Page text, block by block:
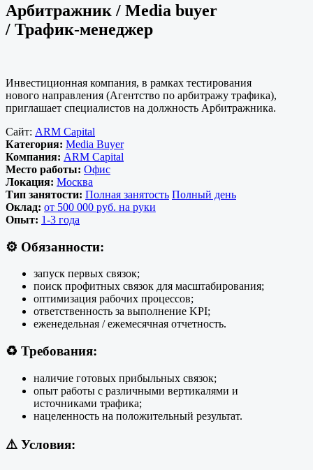
Арбитражник / Media buyer
/ Трафик-менеджер
Инвестиционная компания, в рамках тестирования
нового направления (Агентство по арбитражу трафика),
приглашает специалистов на должность Арбитражника.
Сайт: ARM Capital
Категория: Media Buyer
Компания: ARM Capital
Место работы: Офис
Локация: Москва
Тип занятости: Полная занятость Полный день
Оклад: от 500 000 руб. на руки
Опыт: 1-3 года
⚙️ Обязанности:
запуск первых связок;
поиск профитных связок для масштабирования;
оптимизация рабочих процессов;
ответственность за выполнение KPI;
еженедельная / ежемесячная отчетность.
♻️ Требования:
наличие готовых прибыльных связок;
опыт работы с различными вертикалями и
источниками трафика;
нацеленность на положительный результат.
⚠️ Условия: